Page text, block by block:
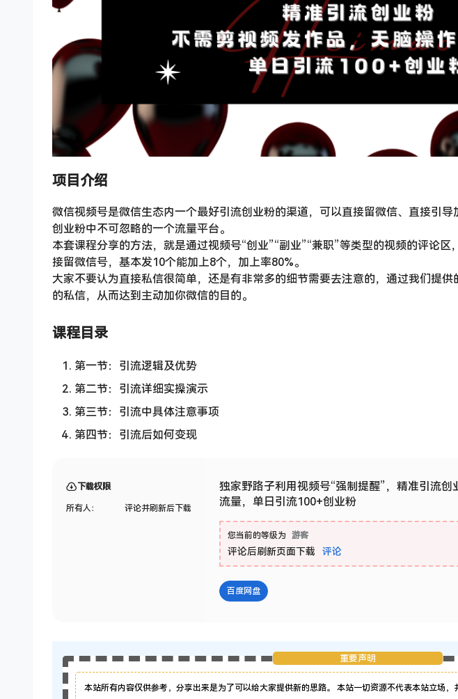
项目介绍
微信视频号是微信生态内一个最好引流创业粉的渠道，可以直接留微信、直接引
创业粉中不可忽略的一个流量平台。
本套课程分享的方法，就是通过视频号“创业”“副业”“兼职”等类型的视频的评论
接留微信号，基本发10个能加上8个，加上率80%。
大家不要认为直接私信很简单，还是有非常多的细节需要去注意的，通过我们提
的私信，从而达到主动加你微信的目的。
课程目录
第一节：引流逻辑及优势
第二节：引流详细实操演示
第三节：引流中具体注意事项
第四节：引流后如何变现
下载权限
所有人： 评论并刷新后下载
独家野路子利用视频号“强制提醒”，精准引流
流量，单日引流100+创业粉
您当前的等级为 游客
评论后刷新页面下载 评论
百度网盘
重要声明
本站所有内容仅供参考，分享出来是为了可以给大家提供新的思路。 本站一切资源不代表本站立场